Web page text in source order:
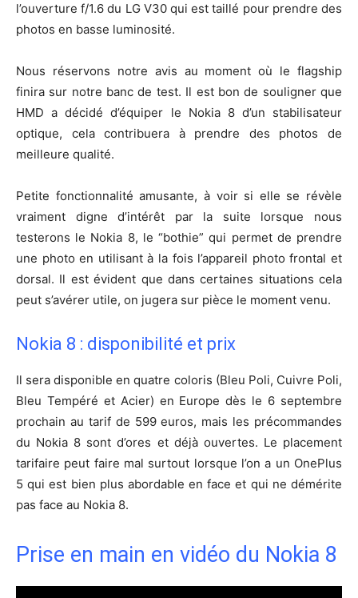
l’ouverture f/1.6 du LG V30 qui est taillé pour prendre des
photos en basse luminosité.
Nous réservons notre avis au moment où le flagship
finira sur notre banc de test. Il est bon de souligner que
HMD a décidé d’équiper le Nokia 8 d’un stabilisateur
optique, cela contribuera à prendre des photos de
meilleure qualité.
Petite fonctionnalité amusante, à voir si elle se révèle
vraiment digne d’intérêt par la suite lorsque nous
testerons le Nokia 8, le “bothie” qui permet de prendre
une photo en utilisant à la fois l’appareil photo frontal et
dorsal. Il est évident que dans certaines situations cela
peut s’avérer utile, on jugera sur pièce le moment venu.
Nokia 8 : disponibilité et prix
Il sera disponible en quatre coloris (Bleu Poli, Cuivre Poli,
Bleu Tempéré et Acier) en Europe dès le 6 septembre
prochain au tarif de 599 euros, mais les précommandes
du Nokia 8 sont d’ores et déjà ouvertes. Le placement
tarifaire peut faire mal surtout lorsque l’on a un OnePlus
5 qui est bien plus abordable en face et qui ne démérite
pas face au Nokia 8.
Prise en main en vidéo du Nokia 8